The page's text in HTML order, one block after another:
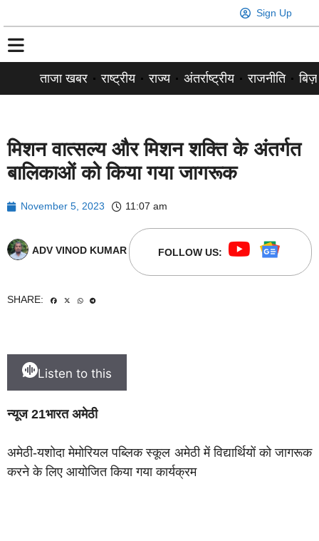
Sign Up
ताजा खबर राष्ट्रीय राज्य अंतर्राष्ट्रीय राजनीति
मिशन वात्सल्य और मिशन शक्ति के अंतर्गत
बालिकाओं को किया गया जागरूक
November 5, 2023 11:07 am
ADV VINOD KUMAR FOLLOW US:
SHARE:
Listen to this
न्यूज 21भारत अमेठी
अमेठी-यशोदा मेमोरियल पब्लिक स्कूल अमेठी में विद्यार्थियों को जागरूक
करने के लिए आयोजित किया गया कार्यक्रम